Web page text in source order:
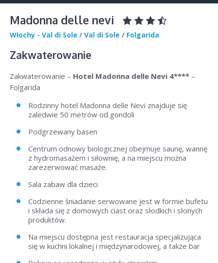
Madonna delle nevi
Włochy - Val di Sole / Val di Sole / Folgarida
Zakwaterowanie
Zakwaterowanie – Hotel Madonna delle Nevi 4**** –
Folgarida
Rodzinny hotel Madonna delle Nevi znajduje się
zaledwie 50 metrów od gondoli
Podgrzewany basen
Centrum odnowy biologicznej obejmuje saunę, wannę
z hydromasażem i siłownię, a na miejscu można
zarezerwować masaże.
Sala zabaw dla dzieci
Codzienne śniadanie serwowane jest w formie bufetu
i składa się z domowych ciast oraz słodkich i słonych
produktów.
Na miejscu dostępna jest restauracja specjalizująca
się w kuchni lokalnej i międzynarodowej, a także bar